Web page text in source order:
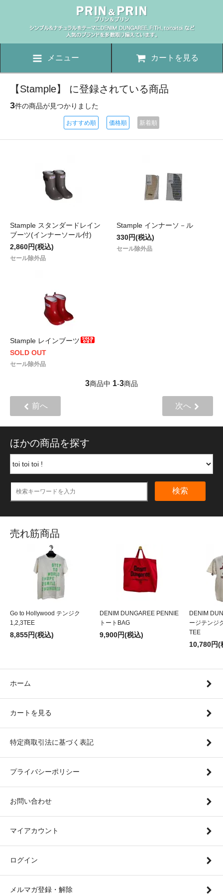
メニュー カートを見る
【Stample】 に登録されている商品
3件の商品が見つかりました
おすすめ順 価格順 新着順
Stample スタンダードレイン
ブーツ(インナーソール付)
2,860円(税込)
セール除外品
Stample インナーソ－ル
330円(税込)
セール除外品
Stample レインブーツ
SOLD OUT
セール除外品
3商品中 1-3商品
前へ 次へ
ほかの商品を探す
検索
売れ筋商品
Go to Hollywood テンジク
1,2,3TEE
8,855円(税込)
DENIM DUNGAREE PENNIE
トートBAG
9,900円(税込)
DENIM
ージテンジ
TEE
10,780円(
ホーム
カートを見る
特定商取引法に基づく表記
プライバシーポリシー
お問い合わせ
マイアカウント
ログイン
メルマガ登録・解除